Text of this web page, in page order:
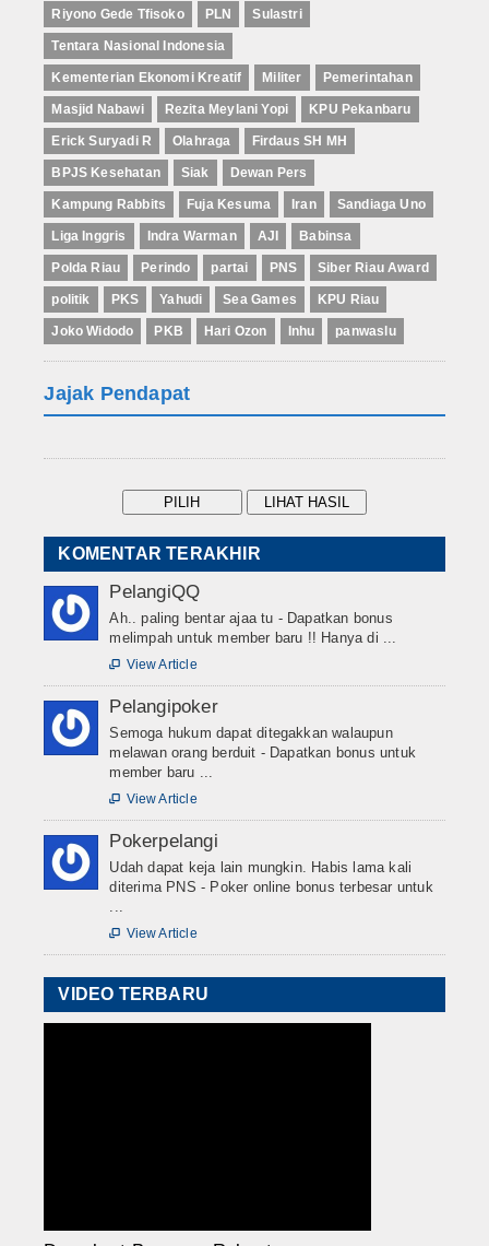
Riyono Gede Tfisoko PLN Sulastri
Tentara Nasional Indonesia
Kementerian Ekonomi Kreatif Militer Pemerintahan
Masjid Nabawi Rezita Meylani Yopi KPU Pekanbaru
Erick Suryadi R Olahraga Firdaus SH MH
BPJS Kesehatan Siak Dewan Pers
Kampung Rabbits Fuja Kesuma Iran Sandiaga Uno
Liga Inggris Indra Warman AJI Babinsa
Polda Riau Perindo partai PNS Siber Riau Award
politik PKS Yahudi Sea Games KPU Riau
Joko Widodo PKB Hari Ozon Inhu panwaslu
Jajak Pendapat
KOMENTAR TERAKHIR
PelangiQQ
Ah.. paling bentar ajaa tu - Dapatkan bonus
melimpah untuk member baru !! Hanya di ...
 View Article
Pelangipoker
Semoga hukum dapat ditegakkan walaupun
melawan orang berduit - Dapatkan bonus untuk
member baru ...
 View Article
Pokerpelangi
Udah dapat keja lain mungkin. Habis lama kali
diterima PNS - Poker online bonus terbesar untuk
 View Article
VIDEO TERBARU